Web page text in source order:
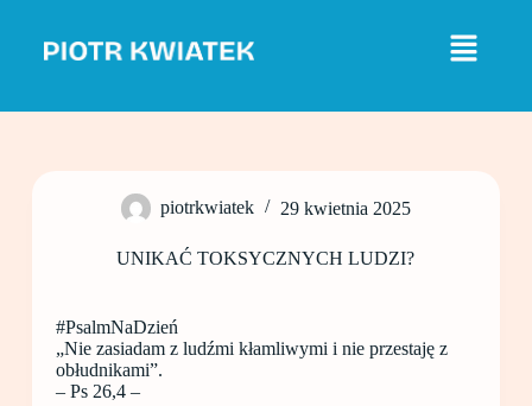
j
piotrkwiatek 29 kwietnia 2025
UNIKAĆ TOKSYCZNYCH LUDZI?
#PsalmNaDzień
„Nie zasiadam z ludźmi kłamliwymi i nie przestaję z
obłudnikami”.
– Ps 26,4 –